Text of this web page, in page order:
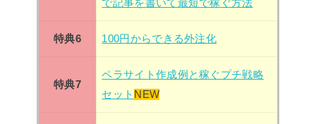
で記事を書いて最短で稼ぐ方法
特典6 100円からできる外注化
特典7
ペラサイト作成例と稼ぐプチ戦略
セット NEW